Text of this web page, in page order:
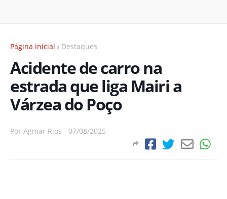
Página inicial Destaques
Acidente de carro na
estrada que liga Mairi a
Várzea do Poço
Por Agmar Rios - 07/08/2025